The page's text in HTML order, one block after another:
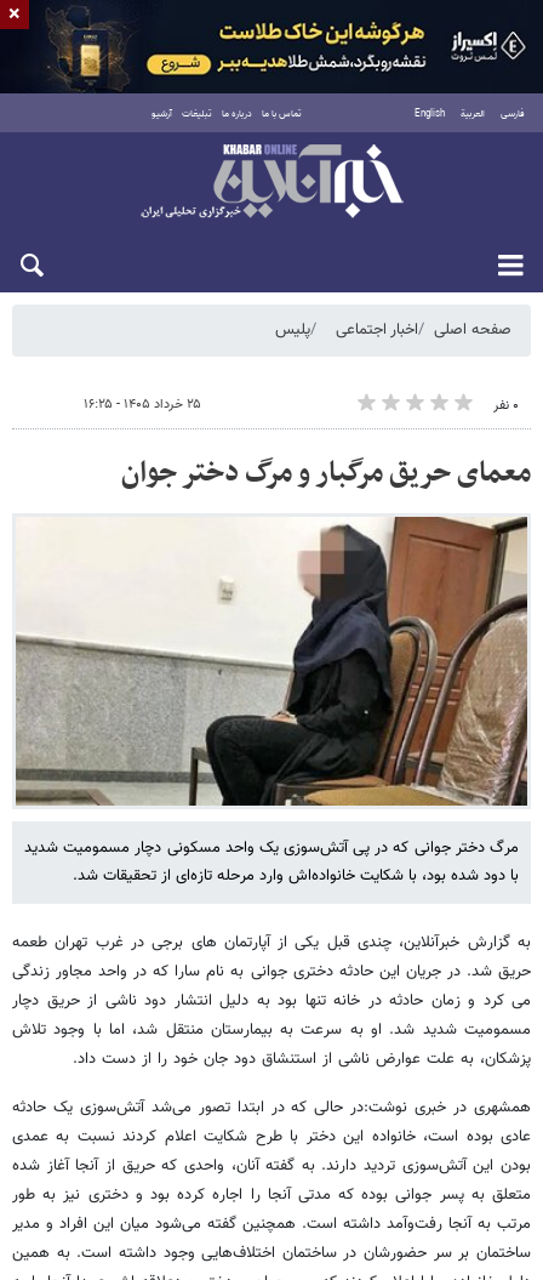
فارسی العربية English تماس با ما درباره ما تبلیغات آرشیو
شنبه ۱۷ مرداد ۱۴۰۵
صفحه اصلی اخبار اجتماعی پلیس
۰ نفر ۲۵ خرداد ۱۴۰۵ - ۱۶:۲۵
معمای حریق مرگبار و مرگ دختر جوان
مرگ دختر جوانی که در پی آتش‌سوزی یک واحد مسکونی دچار مسمومیت شدید
با دود شده بود، با شکایت خانواده‌اش وارد مرحله تازه‌ای از تحقیقات شد.
به گزارش خبرآنلاین، چندی قبل یکی از آپارتمان های برجی در غرب تهران طعمه
حریق شد. در جریان این حادثه دختری جوانی به نام سارا که در واحد مجاور زندگی
می کرد و زمان حادثه در خانه تنها بود به دلیل انتشار دود ناشی از حریق دچار
مسمومیت شدید شد. او به سرعت به بیمارستان منتقل شد، اما با وجود تلاش
پزشکان، به علت عوارض ناشی از استنشاق دود جان خود را از دست داد.
همشهری در خبری نوشت:در حالی که در ابتدا تصور می‌شد آتش‌سوزی یک حادثه
عادی بوده است، خانواده این دختر با طرح شکایت اعلام کردند نسبت به عمدی
بودن این آتش‌سوزی تردید دارند. به گفته آنان، واحدی که حریق از آنجا آغاز شده
متعلق به پسر جوانی بوده که مدتی آنجا را اجاره کرده بود و دختری نیز به طور
مرتب به آنجا رفت‌وآمد داشته است. همچنین گفته می‌شود میان این افراد و مدیر
ساختمان بر سر حضورشان در ساختمان اختلاف‌هایی وجود داشته است. به همین
×